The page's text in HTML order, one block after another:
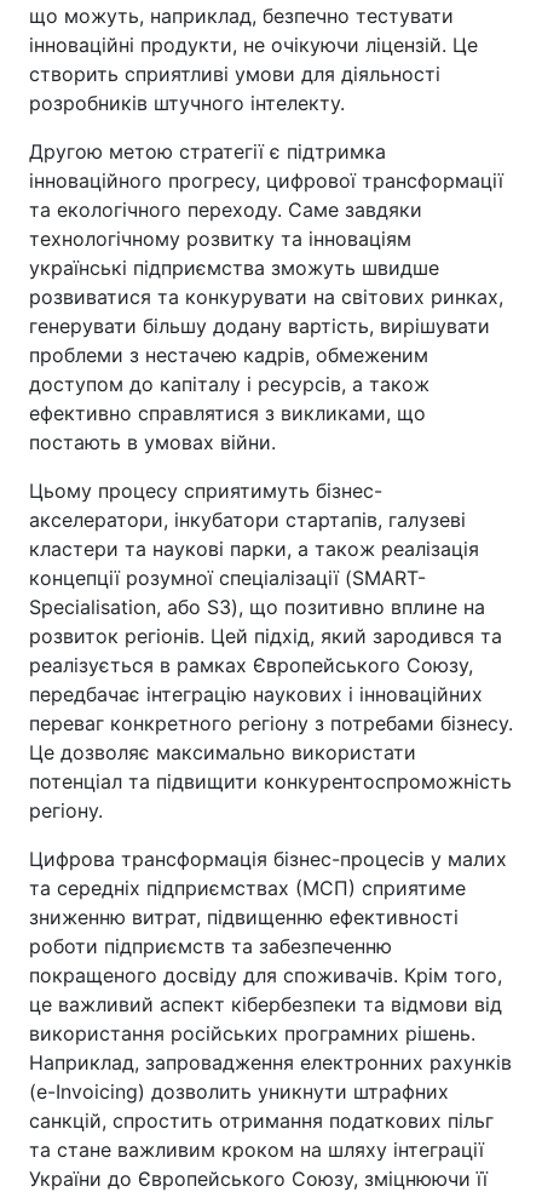
що можуть, наприклад, безпечно тестувати
інноваційні продукти, не очікуючи ліцензій. Це
створить сприятливі умови для діяльності
розробників штучного інтелекту.
Другою метою стратегії є підтримка
інноваційного прогресу, цифрової трансформації
та екологічного переходу. Саме завдяки
технологічному розвитку та інноваціям
українські підприємства зможуть швидше
розвиватися та конкурувати на світових ринках,
генерувати більшу додану вартість, вирішувати
проблеми з нестачею кадрів, обмеженим
доступом до капіталу і ресурсів, а також
ефективно справлятися з викликами, що
постають в умовах війни.
Цьому процесу сприятимуть бізнес-
акселератори, інкубатори стартапів, галузеві
кластери та наукові парки, а також реалізація
концепції розумної спеціалізації (SMART-
Specialisation, або S3), що позитивно вплине на
розвиток регіонів. Цей підхід, який зародився та
реалізується в рамках Європейського Союзу,
передбачає інтеграцію наукових і інноваційних
переваг конкретного регіону з потребами бізнесу.
Це дозволяє максимально використати
потенціал та підвищити конкурентоспроможність
регіону.
Цифрова трансформація бізнес-процесів у малих
та середніх підприємствах (МСП) сприятиме
зниженню витрат, підвищенню ефективності
роботи підприємств та забезпеченню
покращеного досвіду для споживачів. Крім того,
це важливий аспект кібербезпеки та відмови від
використання російських програмних рішень.
Наприклад, запровадження електронних рахунків
(e-Invoicing) дозволить уникнути штрафних
санкцій, спростить отримання податкових пільг
та стане важливим кроком на шляху інтеграції
України до Європейського Союзу, зміцнюючи її